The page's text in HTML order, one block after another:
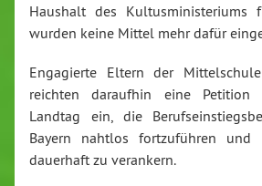
Haushalt des Kultusministeriums
wurden keine Mittel mehr dafür
Engagierte Eltern der
reichten daraufhin eine Petition
Landtag ein, die
Bayern nahtlos fortzuführen und
dauerhaft zu verankern.